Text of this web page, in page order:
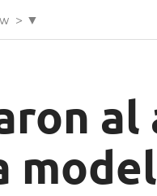
> ▼
al